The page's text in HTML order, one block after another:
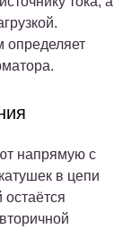
определяет
напрямую с
в цепи
остаётся